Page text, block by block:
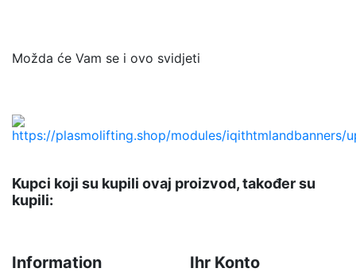
Možda će Vam se i ovo svidjeti
Kupci koji su kupili ovaj proizvod, također su
kupili:
Information Ihr Konto